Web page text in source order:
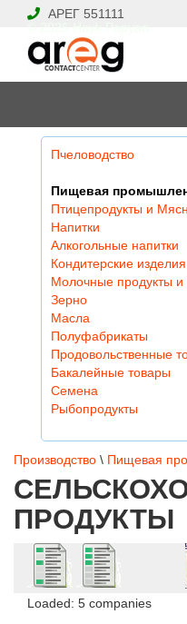
АРЕГ 551111
Пчеловодство
Пищевая
Птицепродукты и
Напитки
Алкогольные напитки
Кондитерские изделия
Молочные продукты
Зерно
Масла
Полуфабрикаты
Продовольственные
Бакалейные товары
Семена
Рыбопродукты
Производство \ Пищевая
ПРОДУКТЫ
Loaded: 5 companies